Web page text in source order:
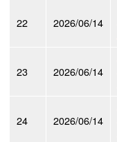
22 2026/06/14
23 2026/06/14
24 2026/06/14